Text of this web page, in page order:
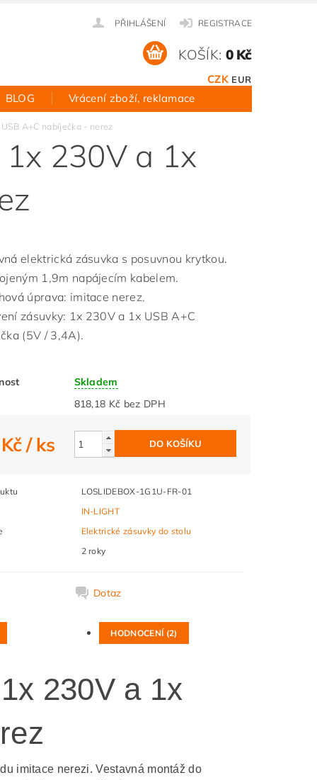
PŘIHLÁŠENÍ REGISTRACE
CZK EUR
KOŠÍK: 0 Kč
BLOG Vrácení zboží, reklamace
A+C nabíječka - nerez
230V a 1x
elektrická zásuvka s posuvnou krytkou.
1,9m napájecím kabelem.
úprava: imitace nerez.
zásuvky: 1x 230V a 1x USB A+C
(5V / 3,4A).
Skladem
818,18 Kč bez DPH
/ ks
LOSLIDEBOX-1G1U-FR-01
IN-LIGHT
Elektrické zásuvky do stolu
2 roky
Dotaz
HODNOCENÍ (2)
230V a 1x
imitace nerezi. Vestavná montáž do